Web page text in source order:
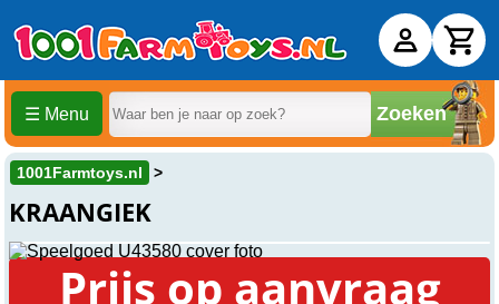
☰ Menu Zoeken
1001Farmtoys.nl
KRAANGIEK
Prijs op aanvraag